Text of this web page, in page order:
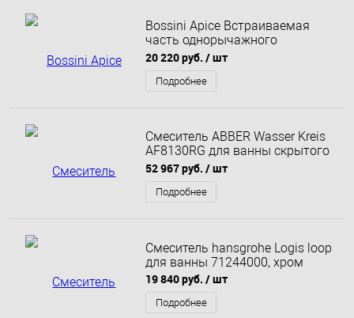
Bossini Apice Встраиваемая
часть однорычажного
смесителя для ванны
20 220 руб. / шт
Подробнее
Смеситель ABBER Wasser Kreis
AF8130RG для ванны скрытого
монтажа, розовое золото
52 967 руб. / шт
Подробнее
Смеситель hansgrohe Logis loop
для ванны 71244000, хром
19 840 руб. / шт
Подробнее